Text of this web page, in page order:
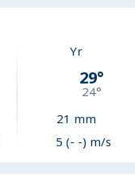
Yr
29°
24°
21 mm
5 (- -) m/s